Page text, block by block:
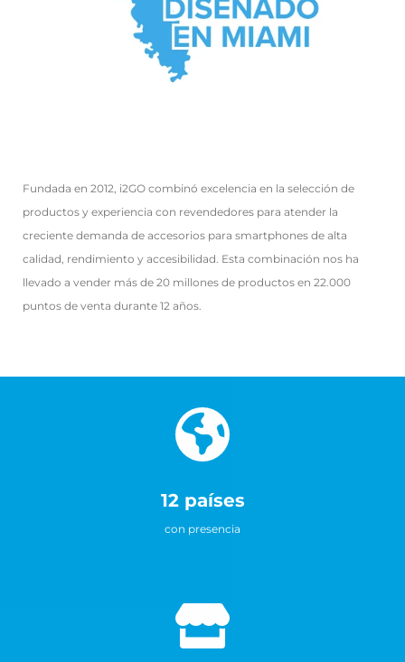
Fundada en 2012, i2GO combinó excelencia en la selección de
productos y experiencia con revendedores para atender la
creciente demanda de accesorios para smartphones de alta
calidad, rendimiento y accesibilidad. Esta combinación nos ha
llevado a vender más de 20 millones de productos en 22.000
puntos de venta durante 12 años.
12 países
con presencia